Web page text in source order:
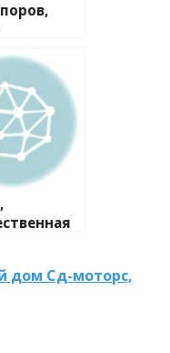
дом Сд-моторс,